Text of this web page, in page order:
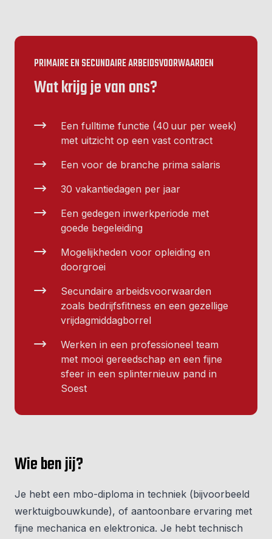
PRIMAIRE EN SECUNDAIRE ARBEIDSVOORWAARDEN
Wat krijg je van ons?
Een fulltime functie (40 uur per week)
met uitzicht op een vast contract
Een voor de branche prima salaris
30 vakantiedagen per jaar
Een gedegen inwerkperiode met
goede begeleiding
Mogelijkheden voor opleiding en
doorgroei
Secundaire arbeidsvoorwaarden
zoals bedrijfsfitness en een gezellige
vrijdagmiddagborrel
Werken in een professioneel team
met mooi gereedschap en een fijne
sfeer in een splinternieuw pand in
Soest
Wie ben jij?
Je hebt een mbo-diploma in techniek (bijvoorbeeld
werktuigbouwkunde), of aantoonbare ervaring met
fijne mechanica en elektronica. Je hebt technisch